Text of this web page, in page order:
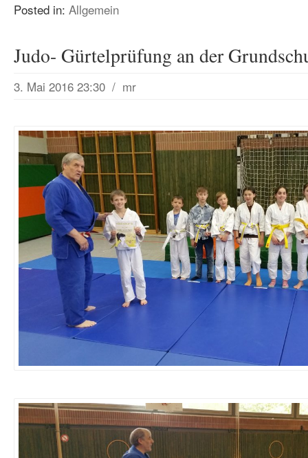
Posted in: Allgemein
Judo- Gürtelprüfung an der
3. Mai 2016 23:30 / mr